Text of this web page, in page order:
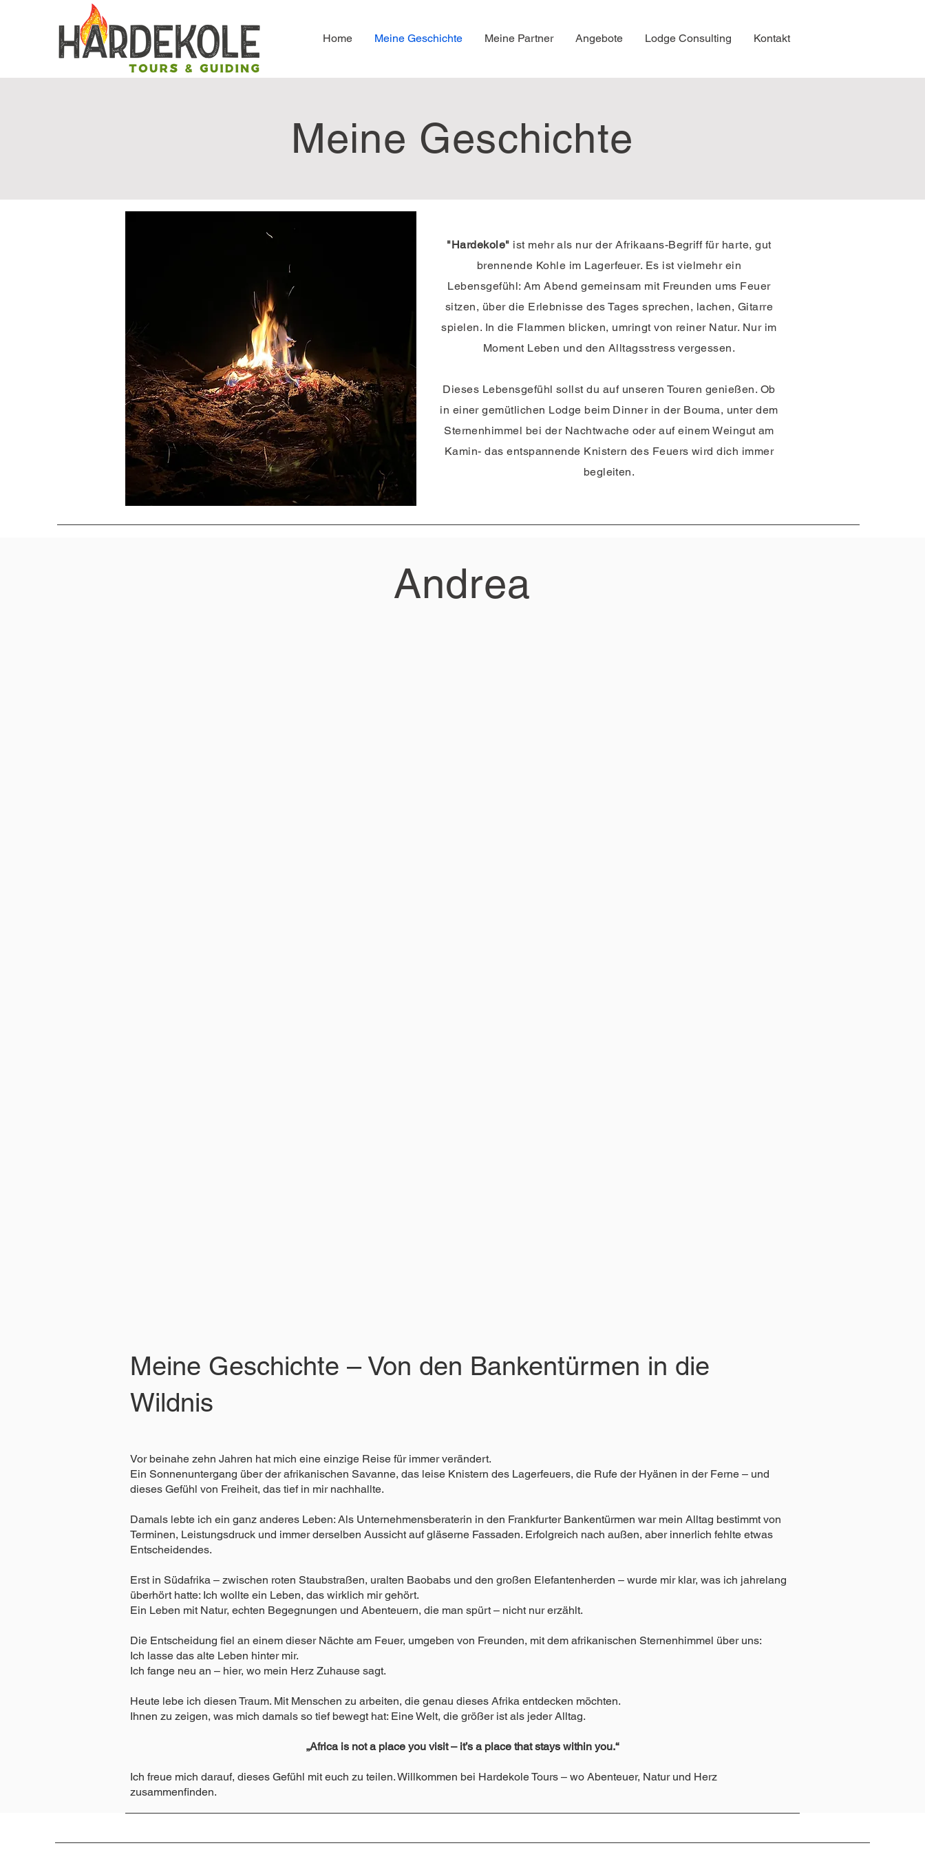
Home Meine Geschichte Meine Partner Angebote Lodge Consulting Kontakt
Meine Geschichte
"Hardekole" ist mehr als nur der Afrikaans-Begriff für harte, gut
brennende Kohle im Lagerfeuer. Es ist vielmehr ein
Lebensgefühl: Am Abend gemeinsam mit Freunden ums Feuer
sitzen, über die Erlebnisse des Tages sprechen, lachen, Gitarre
spielen. In die Flammen blicken, umringt von reiner Natur. Nur im
Moment Leben und den Alltagsstress vergessen.
Dieses Lebensgefühl sollst du auf unseren Touren genießen. Ob
in einer gemütlichen Lodge beim Dinner in der Bouma, unter dem
Sternenhimmel bei der Nachtwache oder auf einem Weingut am
Kamin- das entspannende Knistern des Feuers wird dich immer
begleiten.
Andrea
Meine Geschichte – Von den Bankentürmen in die
Wildnis
Vor beinahe zehn Jahren hat mich eine einzige Reise für immer verändert.
Ein Sonnenuntergang über der afrikanischen Savanne, das leise Knistern des Lagerfeuers, die Rufe der Hyänen in der Ferne – und
dieses Gefühl von Freiheit, das tief in mir nachhallte.
Damals lebte ich ein ganz anderes Leben: Als Unternehmensberaterin in den Frankfurter Bankentürmen war mein Alltag bestimmt von
Terminen, Leistungsdruck und immer derselben Aussicht auf gläserne Fassaden. Erfolgreich nach außen, aber innerlich fehlte etwas
Entscheidendes.
Erst in Südafrika – zwischen roten Staubstraßen, uralten Baobabs und den großen Elefantenherden – wurde mir klar, was ich jahrelang
überhört hatte: Ich wollte ein Leben, das wirklich mir gehört.
Ein Leben mit Natur, echten Begegnungen und Abenteuern, die man spürt – nicht nur erzählt.
Die Entscheidung fiel an einem dieser Nächte am Feuer, umgeben von Freunden, mit dem afrikanischen Sternenhimmel über uns:
Ich lasse das alte Leben hinter mir.
Ich fange neu an – hier, wo mein Herz Zuhause sagt.
Heute lebe ich diesen Traum. Mit Menschen zu arbeiten, die genau dieses Afrika entdecken möchten.
Ihnen zu zeigen, was mich damals so tief bewegt hat: Eine Welt, die größer ist als jeder Alltag.
„Africa is not a place you visit – it’s a place that stays within you.“
Ich freue mich darauf, dieses Gefühl mit euch zu teilen. Willkommen bei Hardekole Tours – wo Abenteuer, Natur und Herz
zusammenfinden.